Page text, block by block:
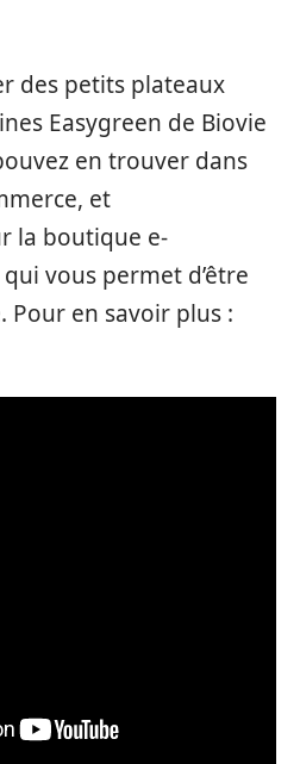
des petits plateaux
Easygreen de Biovie
en trouver dans
et
la boutique e-
vous permet d’être
Pour en savoir plus :